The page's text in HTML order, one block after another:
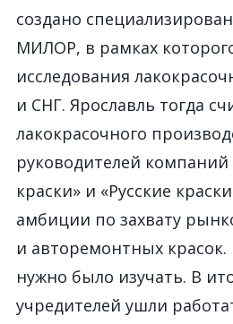
создано
МИЛОР, в рамках
исследования
и СНГ. Ярославль тогда
лакокрасочного
руководителей компаний
краски» и «Русские
амбиции по захвату
и авторемонтных
нужно было изучать. В
учредителей ушли